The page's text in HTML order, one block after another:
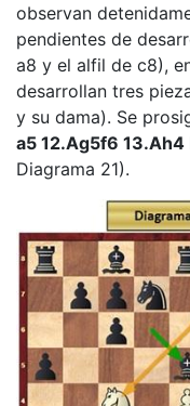
observan
pendientes de
a8 y el alfil de c8),
desarrollan tres
y su dama). Se
a5 12.Ag5f6
Diagrama 21).